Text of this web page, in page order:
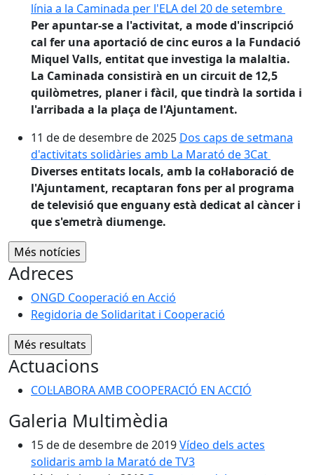
línia a la Caminada per l'ELA del 20 de setembre
Per apuntar-se a l'activitat, a mode d'inscripció
cal fer una aportació de cinc euros a la Fundació
Miquel Valls, entitat que investiga la malaltia.
La Caminada consistirà en un circuit de 12,5
quilòmetres, planer i fàcil, que tindrà la sortida i
l'arribada a la plaça de l'Ajuntament.
11 de de desembre de 2025 Dos caps de setmana
d'activitats solidàries amb La Marató de 3Cat
Diverses entitats locals, amb la col·laboració de
l'Ajuntament, recaptaran fons per al programa
de televisió que enguany està dedicat al càncer i
que s'emetrà diumenge.
Adreces
ONGD Cooperació en Acció
Regidoria de Solidaritat i Cooperació
Actuacions
COL·LABORA AMB COOPERACIÓ EN ACCIÓ
Galeria Multimèdia
15 de de desembre de 2019Vídeo dels actes
solidaris amb la Marató de TV3